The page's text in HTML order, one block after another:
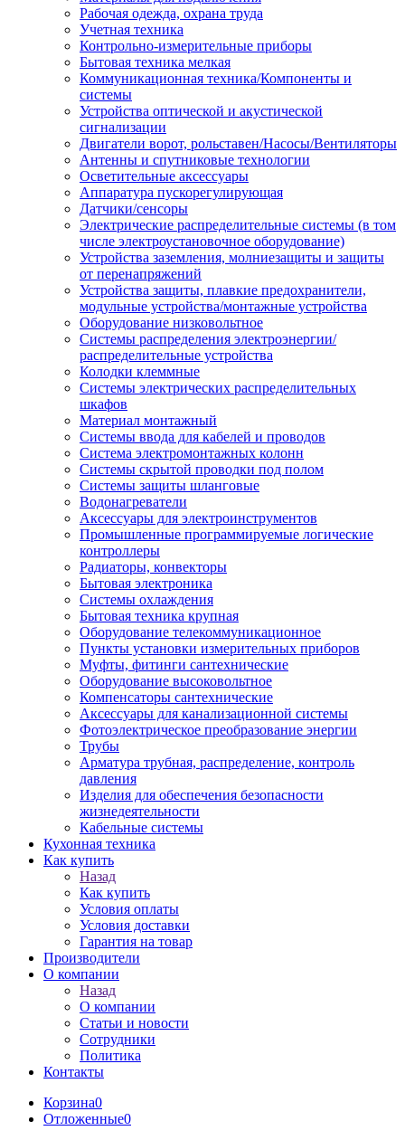
Рабочая одежда, охрана труда
Учетная техника
Контрольно-измерительные приборы
Бытовая техника мелкая
Коммуникационная техника/Компоненты и
системы
Устройства оптической и акустической
сигнализации
Двигатели ворот, рольставен/Насосы/Вентиляторы
Антенны и спутниковые технологии
Осветительные аксессуары
Аппаратура пускорегулирующая
Датчики/сенсоры
Электрические распределительные системы (в том
числе электроустановочное оборудование)
Устройства заземления, молниезащиты и защиты
от перенапряжений
Устройства защиты, плавкие предохранители,
модульные устройства/монтажные устройства
Оборудование низковольтное
Системы распределения электроэнергии/
распределительные устройства
Колодки клеммные
Системы электрических распределительных
шкафов
Материал монтажный
Системы ввода для кабелей и проводов
Система электромонтажных колонн
Системы скрытой проводки под полом
Системы защиты шланговые
Водонагреватели
Аксессуары для электроинструментов
Промышленные программируемые логические
контроллеры
Радиаторы, конвекторы
Бытовая электроника
Системы охлаждения
Бытовая техника крупная
Оборудование телекоммуникационное
Пункты установки измерительных приборов
Муфты, фитинги сантехнические
Оборудование высоковольтное
Компенсаторы сантехнические
Аксессуары для канализационной системы
Фотоэлектрическое преобразование энергии
Трубы
Арматура трубная, распределение, контроль
давления
Изделия для обеспечения безопасности
жизнедеятельности
Кабельные системы
Кухонная техника
Как купить
Назад
Как купить
Условия оплаты
Условия доставки
Гарантия на товар
Производители
О компании
Назад
О компании
Статьи и новости
Сотрудники
Политика
Контакты
Корзина0
Отложенные0